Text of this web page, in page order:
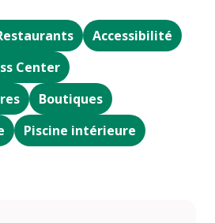
Accessibilité
Center
Boutiques
Piscine intérieure